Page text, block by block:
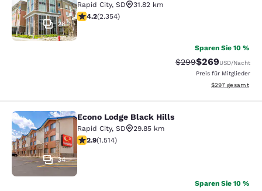
26
Rapid City, SD
31.82 km
4.19-Sterne-Bewertung. Sehr gut. 2354 Bewertungen
4.2(2.354)
Sparen Sie 10 %
Durchgestrichener
$299Vergünstigter
$269USD/Nacht
Preis für Mitglieder
Geschätzte
$297 gesamt
Econo Lodge Black Hills
34
Econo Lodge Black Hills
Rapid City, SD
29.85 km
2.92-Sterne-Bewertung. Mittelmäßig. 1514
2.9(1.514)
Sparen Sie 10 %